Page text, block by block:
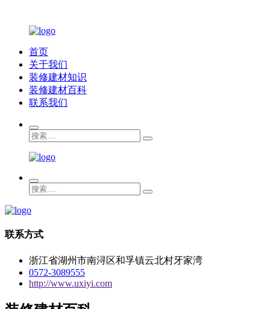
首页
关于我们
装修建材知识
装修建材百科
联系我们
联系方式
浙江省湖州市南浔区和孚镇云北村牙家湾
0572-3089555
http://www.uxiyi.com